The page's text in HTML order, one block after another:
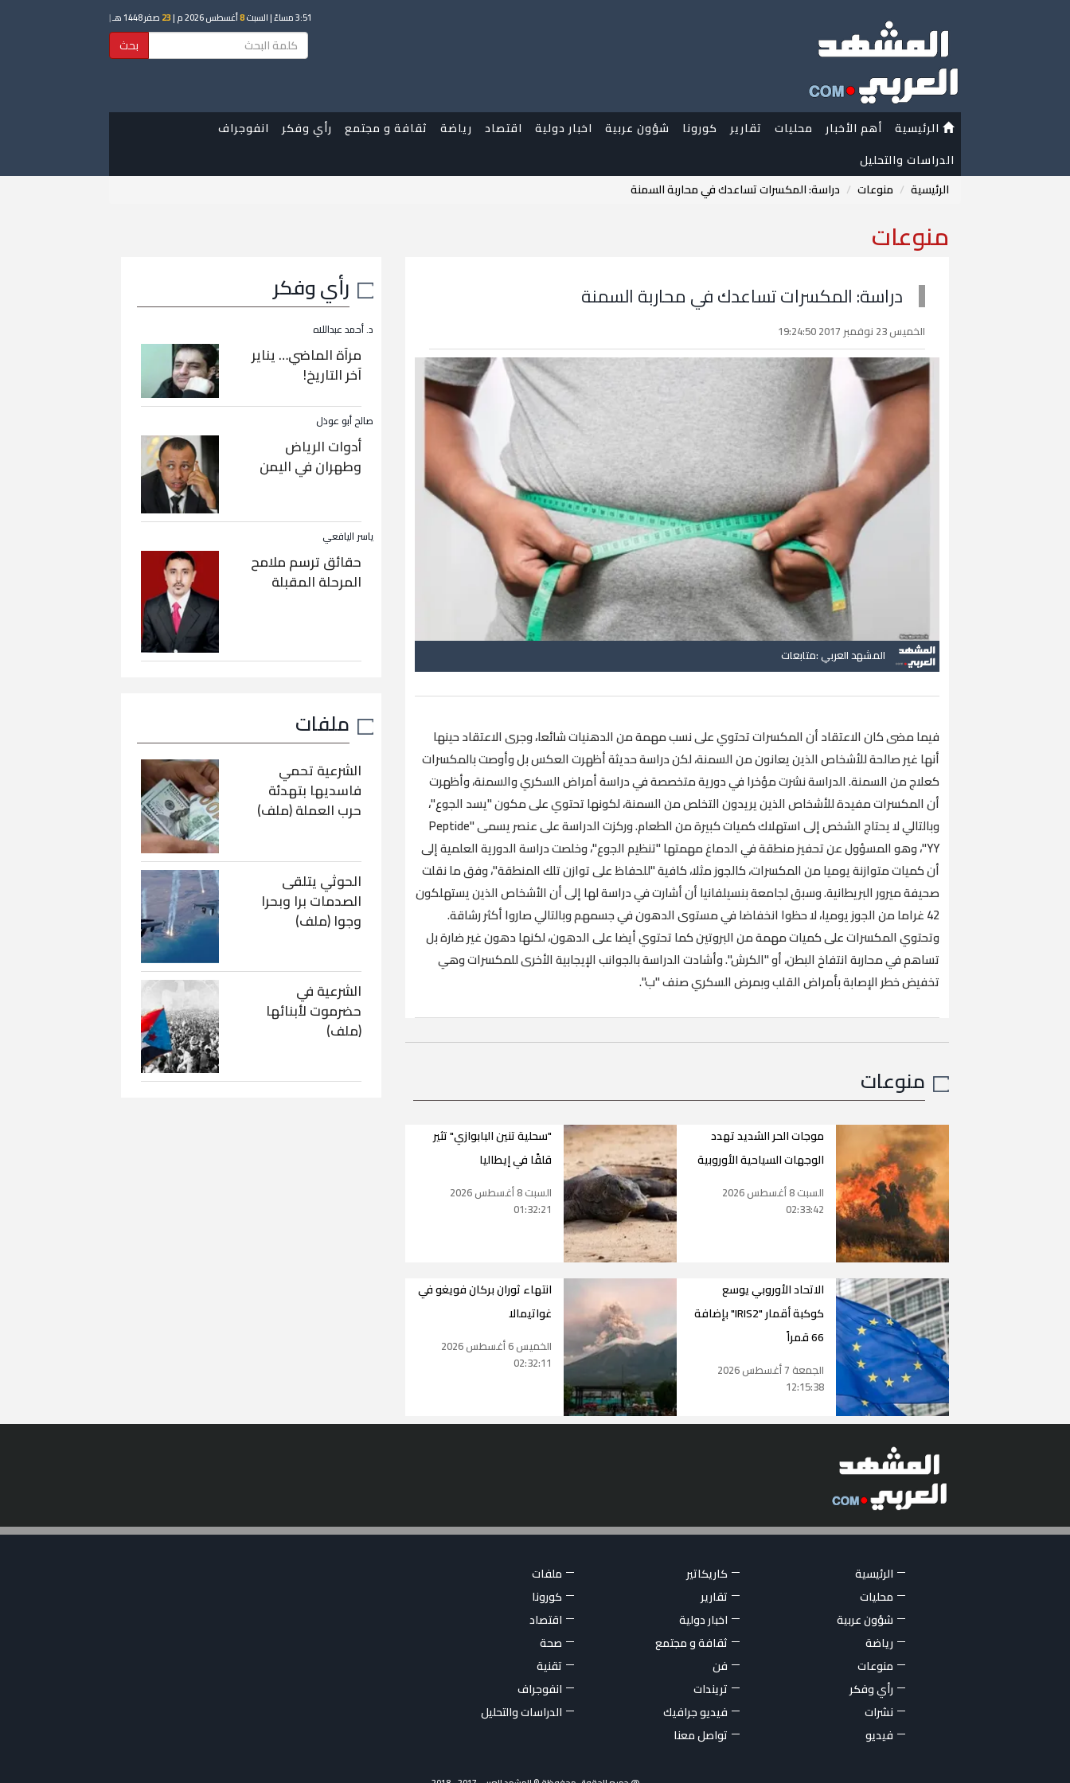
3:51 مساءً | السبت8أغسطس 2026 م | 23 صفر 1448 هـ |
بحث
الرئيسية أهم الأخبار محليات تقارير كورونا شؤون عربية اخبار دولية اقتصاد رياضة ثقافة و مجتمع رأي وفكر
انفوجراف
الدراسات والتحليل
الرئيسية
منوعات دراسة: المكسرات تساعدك في محاربة السمنة
منوعات
دراسة: المكسرات تساعدك في محاربة السمنة
الخميس 23 نوفمبر 2017 19:24:50
المشهد العربي :متابعات
فيما مضى كان الاعتقاد أن المكسرات تحتوي على نسب مهمة من الدهنيات شائعا، وجرى الاعتقاد حينها
أنها غير صالحة للأشخاص الذين يعانون من السمنة، لكن دراسة حديثة أظهرت العكس بل وأوصت بالمكسرات
كعلاج من السمنة. الدراسة نشرت مؤخرا في دورية متخصصة في دراسة أمراض السكري والسمنة، وأظهرت
أن المكسرات مفيدة للأشخاص الذين يريدون التخلص من السمنة، لكونها تحتوي على مكون "يسد الجوع"،
وبالتالي لا يحتاج الشخص إلى استهلاك كميات كبيرة من الطعام. وركزت الدراسة على عنصر يسمى "Peptide
YY"، وهو المسؤول عن تحفيز منطقة في الدماغ مهمتها "تنظيم الجوع"، وخلصت دراسة الدورية العلمية إلى
أن كميات متوازنة يوميا من المكسرات، كالجوز مثلا، كافية "للحفاظ على توازن تلك المنطقة"، وفق ما نقلت
صحيفة ميرور البريطانية. وسبق لجامعة بنسيلفانيا أن أشارت في دراسة لها إلى أن الأشخاص الذين يستهلكون
42 غراما من الجوز يوميا، لا حظوا انخفاضا في مستوى الدهون في جسمهم وبالتالي صاروا أكثر رشاقة.
وتحتوي المكسرات على كميات مهمة من البروتين كما تحتوي أيضا على الدهون، لكنها دهون غير ضارة بل
تساهم في محاربة انتفاخ البطن، أو "الكرش". وأشادت الدراسة بالجوانب الإيجابية الأخرى للمكسرات وهي
تخفيض خطر الإصابة بأمراض القلب وبمرض السكري صنف "ب".
منوعات
موجات الحر الشديد تهدد
الوجهات السياحية الأوروبية
السبت 8 أغسطس 2026
02:33:42
"سحلية تنين البابوازي" تثير
قلقًا في إيطاليا
السبت 8 أغسطس 2026
01:32:21
الاتحاد الأوروبي يوسع
كوكبة أقمار "IRIS2" بإضافة
66 قمراً
الجمعة 7 أغسطس 2026
12:15:38
انتهاء ثوران بركان فويغو في
غواتيمالا
الخميس 6 أغسطس 2026
02:32:11
رأي وفكر
د. أحمد عبداللاه
مرآة الماضي… يناير
آخر التاريخ!
صالح أبو عوذل
أدوات الرياض
وطهران في اليمن
ياسر اليافعي
حقائق ترسم ملامح
المرحلة المقبلة
ملفات
الشرعية تحمي
فاسديها بتهدئة
حرب العملة (ملف)
الحوثي يتلقى
الصدمات برا وبحرا
وجوا (ملف)
الشرعية في
حضرموت لأبنائها
(ملف)
الرئيسية كاريكاتير
ملفات
محليات
تقارير
كورونا
شؤون عربية
اخبار دولية
اقتصاد
رياضة
ثقافة و مجتمع
صحة
منوعات
فن
تقنية
رأي وفكر
تريندات
انفوجراف
نشرات
فيديو جرافيك
الدراسات والتحليل
فيديو
تواصل معنا